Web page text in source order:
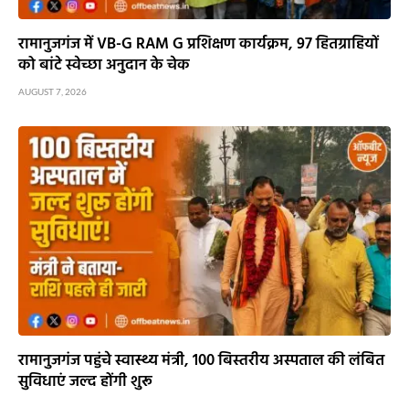
रामानुजगंज में VB-G RAM G प्रशिक्षण कार्यक्रम, 97 हितग्राहियों
को बांटे स्वेच्छा अनुदान के चेक
AUGUST 7, 2026
रामानुजगंज पहुंचे स्वास्थ्य मंत्री, 100 बिस्तरीय अस्पताल की लंबित
सुविधाएं जल्द होंगी शुरू